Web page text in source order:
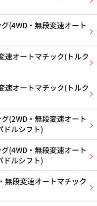
・無段変速オート
オートマチック(トルク
オートマチック(トルク
・無段変速オート
ドルシフト)
・無段変速オート
ドルシフト)
段変速オートマチック